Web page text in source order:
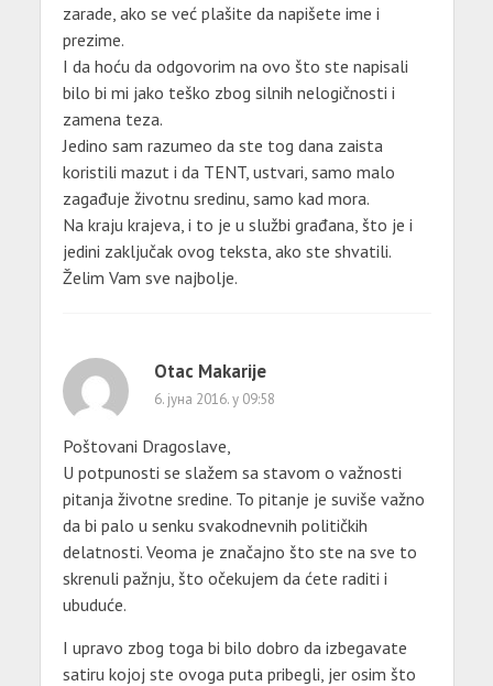
zarade, ako se već plašite da napišete ime i
prezime.
I da hoću da odgovorim na ovo što ste napisali
bilo bi mi jako teško zbog silnih nelogičnosti i
zamena teza.
Jedino sam razumeo da ste tog dana zaista
koristili mazut i da TENT, ustvari, samo malo
zagađuje životnu sredinu, samo kad mora.
Na kraju krajeva, i to je u službi građana, što je i
jedini zaključak ovog teksta, ako ste shvatili.
Želim Vam sve najbolje.
Otac Makarije
6. јуна 2016. у 09:58
Poštovani Dragoslave,
U potpunosti se slažem sa stavom o važnosti
pitanja životne sredine. To pitanje je suviše važno
da bi palo u senku svakodnevnih političkih
delatnosti. Veoma je značajno što ste na sve to
skrenuli pažnju, što očekujem da ćete raditi i
ubuduće.
I upravo zbog toga bi bilo dobro da izbegavate
satiru kojoj ste ovoga puta pribegli, jer osim što